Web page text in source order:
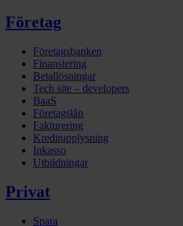
Företag
Företagsbanken
Finansiering
Betallösningar
Tech site – developers
BaaS
Företagslån
Fakturering
Kreditupplysning
Inkasso
Utbildningar
Privat
Spara